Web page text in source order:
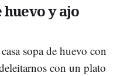
huevo y ajo
sopa de huevo con
con un plato